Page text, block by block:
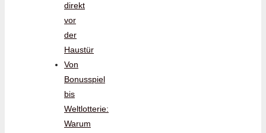
direkt
vor
der
Haustür
Von
Bonusspiel
bis
Weltlotterie:
Warum